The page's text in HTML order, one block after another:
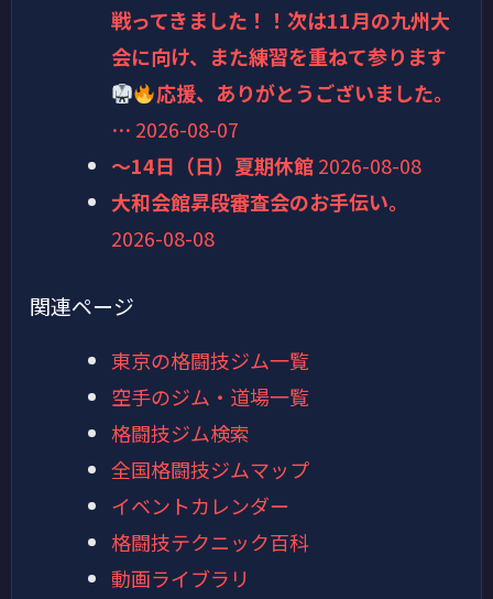
戦ってきました！！次は11月の九州大
会に向け、また練習を重ねて参ります
応援、ありがとうございました。
… 2026-08-07
～14日（日）夏期休館 2026-08-08
大和会館昇段審査会のお手伝い。
2026-08-08
関連ページ
東京の格闘技ジム一覧
空手のジム・道場一覧
格闘技ジム検索
全国格闘技ジムマップ
イベントカレンダー
格闘技テクニック百科
動画ライブラリ